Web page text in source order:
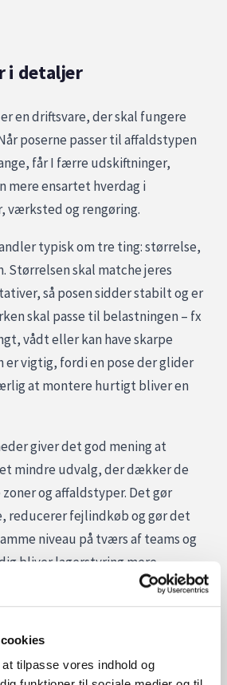
tilpasse vores indhold og
i detaljer
en driftsvare, der skal fungere
poserne passer til affaldstypen
får I færre udskiftninger,
mere ensartet hverdag i
værksted og rengøring.
typisk om tre ting: størrelse,
Størrelsen skal matche jeres
så posen sidder stabilt og er
skal passe til belastningen – fx
vådt eller kan have skarpe
er vigtig, fordi en pose der glider
at montere hurtigt bliver en
giver det god mening at
mindre udvalg, der dækker de
og affaldstyper. Det gør
reducerer fejlindkøb og gør det
niveau på tværs af teams og
bliver lagerstyring mere
ikke har “for mange varianter i
ofte valgt sammen med øvrige
kan planlægges efter